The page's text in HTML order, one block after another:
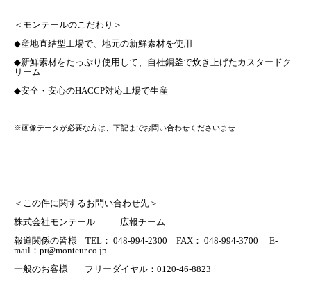
＜モンテールのこだわり＞
◆産地直結型工場で、地元の新鮮素材を使用
◆新鮮素材をたっぷり使用して、自社銅釜で炊き上げたカスタードク
リーム
◆安全・安心のHACCP対応工場で生産
※画像データが必要な方は、下記までお問い合わせくださいませ
＜この件に関するお問い合わせ先＞
株式会社モンテール
広報チーム
報道関係の皆様 TEL ： 048-994-2300 FAX ： 048-994-3700
E-
mail ： pr@monteur.co.jp
一般のお客様
フリーダイヤル： 0120-46-8823